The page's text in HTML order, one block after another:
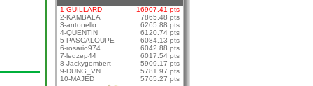
1-GUILLARD
16907.41 pts
2-KAMBALA
7865.48 pts
3-antonello
6265.88 pts
4-QUENTIN
6120.74 pts
5-PASCALOUPE
6084.13 pts
6-rosario974
6042.88 pts
7-ledzep44
6017.54 pts
8-Jackygombert
5909.17 pts
9-DUNG_VN
5781.97 pts
10-MAJED
5765.27 pts